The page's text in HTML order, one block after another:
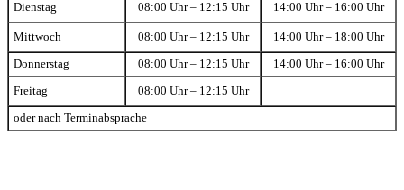
Dienstag 08:00 Uhr – 12:15 Uhr 14:00 Uhr – 16:00 Uhr
Mittwoch 08:00 Uhr – 12:15 Uhr 14:00 Uhr – 18:00 Uhr
Donnerstag 08:00 Uhr – 12:15 Uhr 14:00 Uhr – 16:00 Uhr
Freitag 08:00 Uhr – 12:15 Uhr
oder nach Terminabsprache